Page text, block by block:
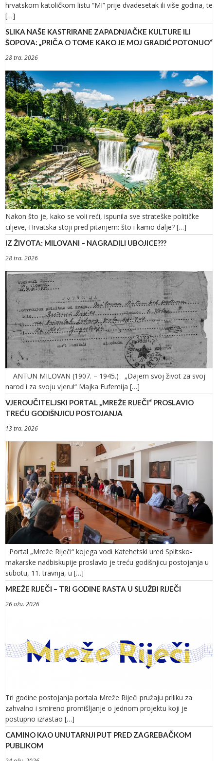
hrvatskom katoličkom listu “MI” prije dvadesetak ili više godina, te
[…]
SLIKA NAŠE KASTRIRANE ZAPADNJAČKE KULTURE ILI
ŠOPOVA: „PRIČA O TOME KAKO JE MOJ GRADIĆ POTONUO“
28 tra. 2026
Nakon što je, kako se voli reći, ispunila sve strateške političke
ciljeve, Hrvatska stoji pred pitanjem: što i kamo dalje? […]
IZ ŽIVOTA: MILOVANI – NAGRADILI UBOJICE???
28 tra. 2026
ANTUN MILOVAN (1907. – 1945.) „Dajem svoj život za svoj
narod i za svoju vjeru!“ Majka Eufemija […]
VJEROUČITELJSKI PORTAL „MREŽE RIJEČI“ PROSLAVIO
TREĆU GODIŠNJICU POSTOJANJA
13 tra. 2026
Portal „Mreže Riječi“ kojega vodi Katehetski ured Splitsko-
makarske nadbiskupije proslavio je treću godišnjicu postojanja u
subotu, 11. travnja, u […]
MREŽE RIJEČI – TRI GODINE RASTA U SLUŽBI RIJEČI
26 ožu. 2026
Tri godine postojanja portala Mreže Riječi pružaju priliku za
zahvalno i smireno promišljanje o jednom projektu koji je
postupno izrastao […]
CAMINO KAO UNUTARNJI PUT PRED ZAGREBAČKOM
PUBLIKOM